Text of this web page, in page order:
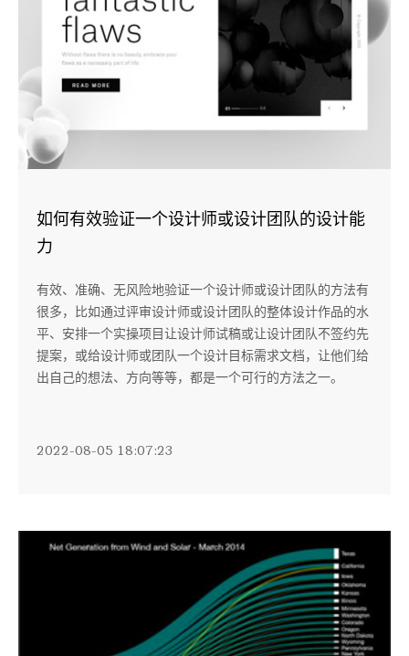
如何有效验证一个设计师或设计团队的设计能
力
有效、准确、无风险地验证一个设计师或设计团队的方法有
很多，比如通过评审设计师或设计团队的整体设计作品的水
平、安排一个实操项目让设计师试稿或让设计团队不签约先
提案，或给设计师或团队一个设计目标需求文档，让他们给
出自己的想法、方向等等，都是一个可行的方法之一。
2022-08-05 18:07:23